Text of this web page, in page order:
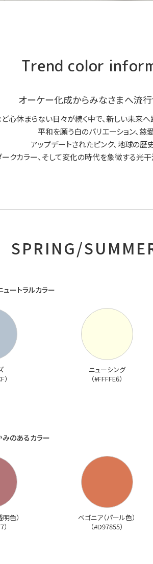
Trend color
オーケー化成からみなさまへ流
心休まらない日々が続く中で、 新しい未来
平和を願う白のバリエーション、慈
アップデートされたピンク、地球の歴
クカラー、そして変化の時代を象徴する光干
SPRING/
ートラルカラー
）
ニューシング
（#FFFFE6）
のあるカラー
明色）
ベゴニア（パール色）
（#D97855）